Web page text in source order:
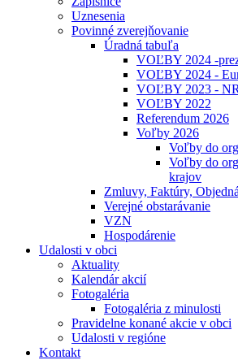
Uznesenia
Povinné zverejňovanie
Úradná tabuľa
VOĽBY 2024 -
VOĽBY 2024 -
VOĽBY 2023 -
VOĽBY 2022
Referendum 2026
Voľby 2026
Voľby do
Voľby do
krajov
Zmluvy, Faktúry,
Verejné obstarávanie
VZN
Hospodárenie
Udalosti v obci
Aktuality
Kalendár akcií
Fotogaléria
Fotogaléria z minulosti
Pravidelne konané akcie v obci
Udalosti v regióne
Kontakt